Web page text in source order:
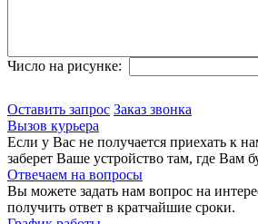
Число на рисунке:
Оставить запрос Заказ звонка
Вызов курьера
Если у Вас не получается приехать к
заберет Ваше устройство там, где Вам
Отвечаем на вопросы
Вы можете задать нам вопрос на
получить ответ в кратчайшие сроки.